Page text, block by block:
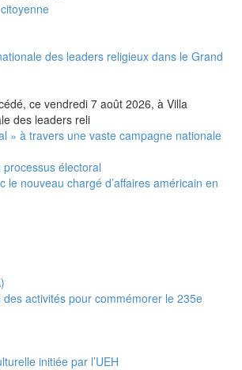
des leaders religieux dans le Grand
ce vendredi 7 août 2026, à Villa
des leaders reli
» à travers une vaste campagne nationale
électoral
nouveau chargé d’affaires américain en
activités pour commémorer le 235e
initiée par l’UEH